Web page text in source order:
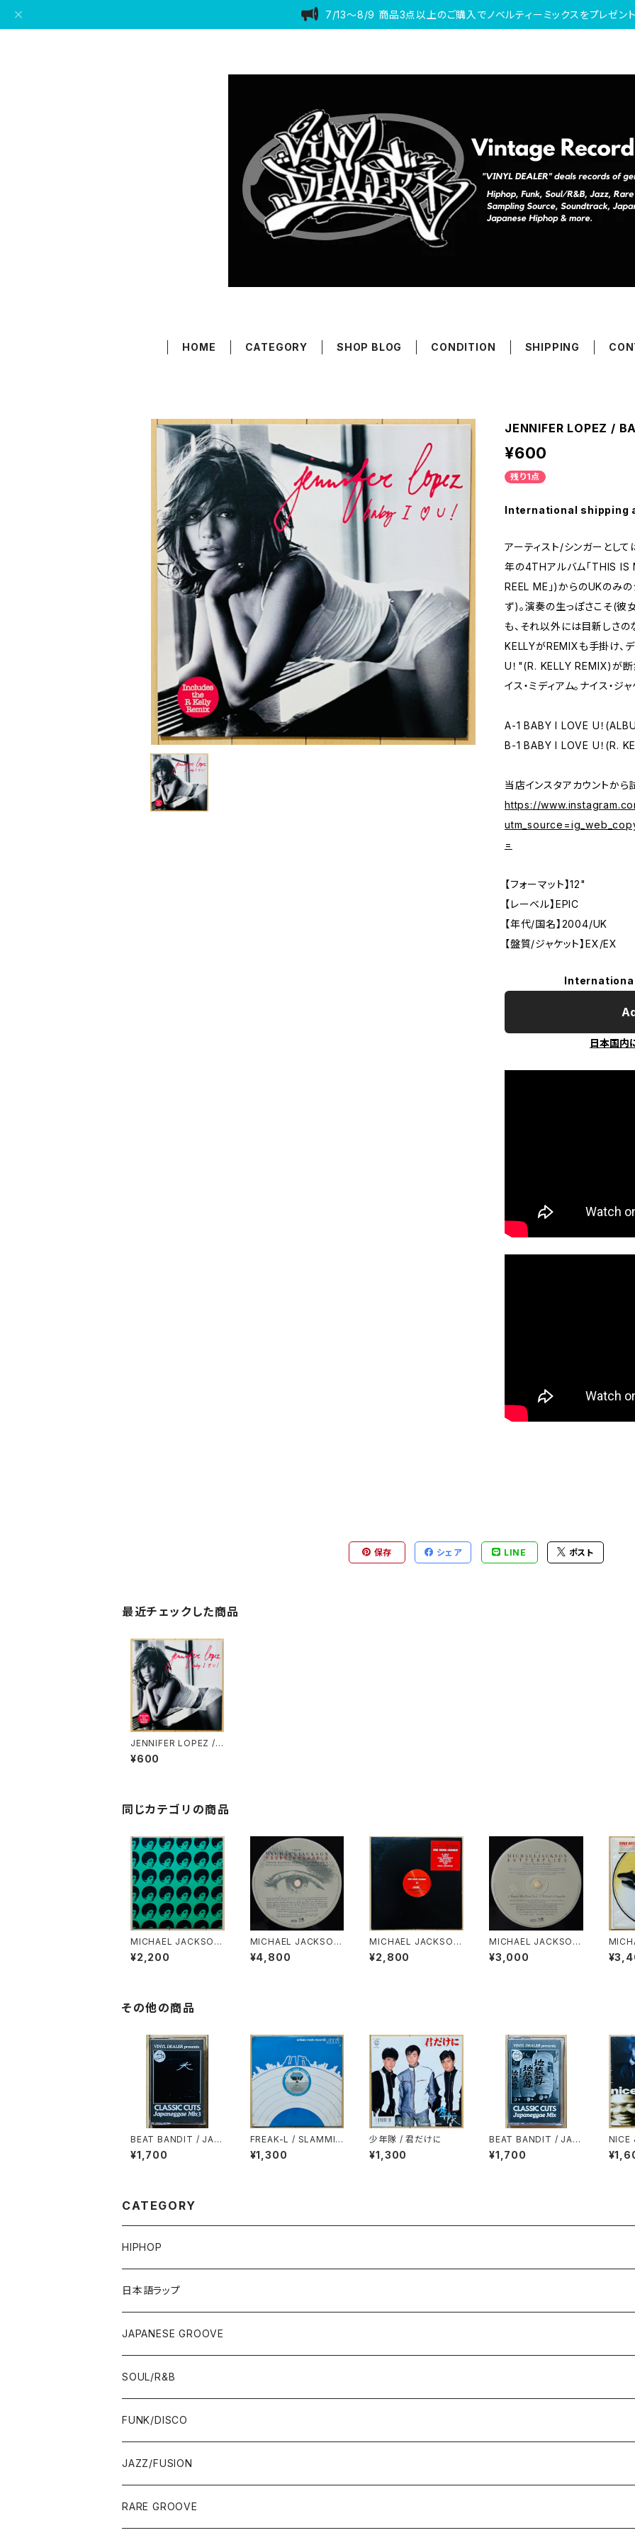
7/13〜8/9 商品3点以上のご購入でノベルティーミックスをプレゼント
HOME CATEGORY SHOP BLOG CONDITION SHIPPING
JENNIFER LOPEZ /
¥600
残り1点
International shipping
アーティスト/シンガーとし
年の4THアルバム「THIS IS
REEL ME」)からのUKのみ
ず)。演奏の生っぽさこそ(彼
も、それ以外には目新しさの
KELLYがREMIXも手掛け、
U！"(R. KELLY REMIX)が断
イス・ミディアム。ナイス・ジャ
A-1 BABY I LOVE U！
B-1 BABY I LOVE U！(R.
当店インスタアカウントか
https://
=
【フォーマット】12"
【レーベル】EPIC
【年代/国名】2004/UK
【盤質/ジャケット】EX/EX
日本国内
保存 シェア LINE ポスト
最近チェックした商品
JENNIFER LOPEZ / B
ABY I LOVE U！
¥600
同じカテゴリの商品
MICHAEL JACKSON
/ DON'T STOP TIL Y
OU GET ENOUGH(1
¥2,200
MICHAEL JACKSON
/ YOU ROCK MY WO
RLD(REMIX)
¥4,800
MICHAEL JACKSON
/ ONE MORE CHANC
E(REMIX)
¥2,800
MICHAEL JACKSON
/ BUTTERFLIES(TRA
CKMASTERS REMI
¥3,000
/
E(UK)
その他の商品
BEAT BANDIT / JAP
ANEGGAE MIX 3(CL
ASSIC CUTS)
¥1,700
FREAK-L / SLAMMI
N'
¥1,300
少年隊 / 君だけに
¥1,300
BEAT BANDIT / JAP
ANEGGAE MIX(CLAS
SIC CUTS)
¥1,700
NICE
LD
CATEGORY
HIPHOP
12"/7"
80'S OLD SCHOOL
EARLY 90'S MIDDLE〜NEW SCHOOL
LP
80'S OLD SCHOOL
EARLY 90'S MIDDLE〜NEW SCHOOL
日本語ラップ
12"/7"
80'S OLD SCHOOL〜EARLY 90'S
MID〜LATE 90'S
LP
80'S OLD SCHOOL〜EARLY 90'S
MID〜LATE 90'S
CD/TAPE
CD-R/DEMO/SAMPLE
CD ALBUM
JAPANESE GROOVE
LP
60'S/70'S
80'S
7"/12"
60'S/70'S
80'S
SOUL/R&B
LP
60'S/70'S
80'S
12"/7"
60'S/70'S
FUNK/DISCO
LP
70'S
12"/7"
JAZZ/FUSION
JAZZ
RARE GROOVE